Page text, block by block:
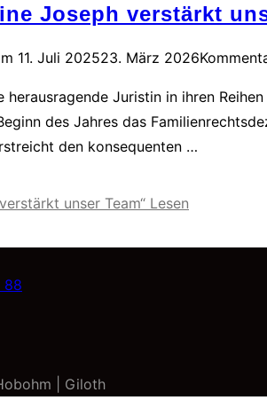
Joseph verstärkt
11. Juli 202523. März 2026
Juristin in ihren
des Jahres das
den konsequenten …
unser Team“ Lesen
88
| Giloth